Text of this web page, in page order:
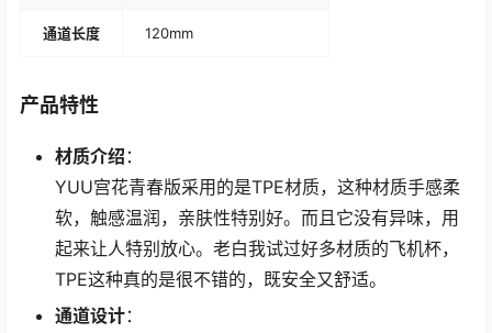
通道长度 120mm
产品特性
材质介绍 ：
YUU宫花青春版采用的是TPE材质，这种材质手感柔
软，触感温润，亲肤性特别好。而且它没有异味，用
起来让人特别放心。老白我试过好多材质的飞机杯，
TPE这种真的是很不错的，既安全又舒适。
通道设计：